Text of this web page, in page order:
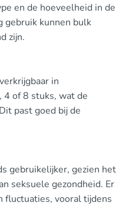
en de hoeveelheid in de
gebruik kunnen bulk
zijn.
in
4 of 8 stuks, wat de
past goed bij de
gebruikelijker, gezien het
seksuele gezondheid. Er
fluctuaties, vooral tijdens